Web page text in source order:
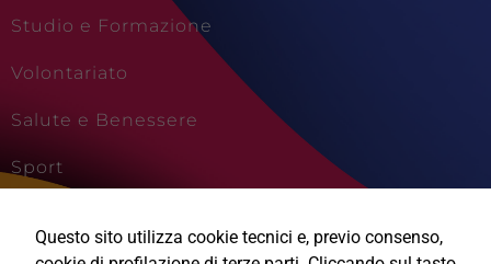
Studio e Formazione
Volontariato
Salute e Benessere
Sport
Questo sito utilizza cookie tecnici e, previo consenso,